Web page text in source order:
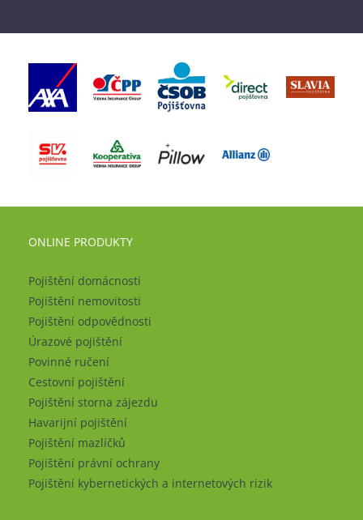
ONLINE PRODUKTY
Pojištění domácnosti
Pojištění nemovitosti
Pojištění odpovědnosti
Úrazové pojištění
Povinné ručení
Cestovní pojištění
Pojištění storna zájezdu
Havarijní pojištění
Pojištění mazlíčků
Pojištění právní ochrany
Pojištění kybernetických a internetových rizik